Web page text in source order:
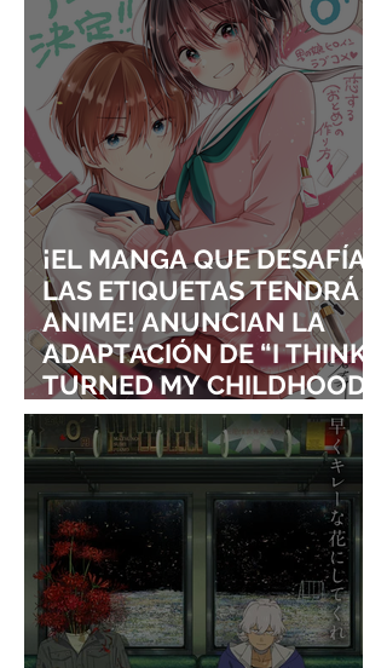
¡EL MANGA QUE DESAFÍA
LAS ETIQUETAS TENDRÁ
ANIME! ANUNCIAN LA
ADAPTACIÓN DE “I THINK I
TURNED MY CHILDHOOD
FRIEND INTO A GIRL”